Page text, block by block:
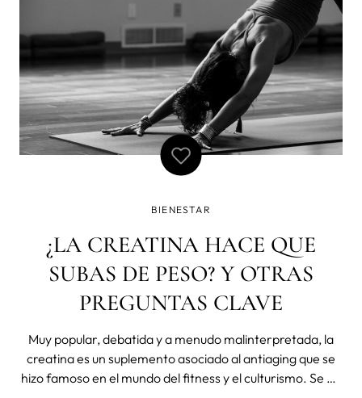
BIENESTAR
¿LA CREATINA HACE QUE
SUBAS DE PESO? Y OTRAS
PREGUNTAS CLAVE
Muy popular, debatida y a menudo malinterpretada, la
creatina es un suplemento asociado al antiaging que se
hizo famoso en el mundo del fitness y el culturismo. Se ha